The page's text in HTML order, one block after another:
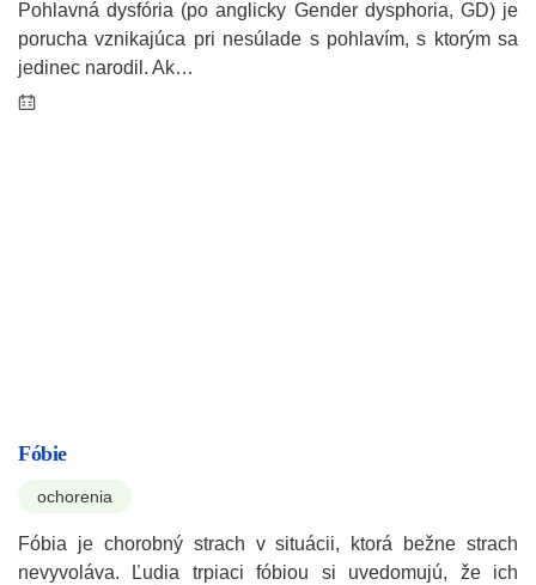
Pohlavná dysfória (po anglicky Gender dysphoria, GD) je
porucha vznikajúca pri nesúlade s pohlavím, s ktorým sa
jedinec narodil. Ak…
Fóbie
ochorenia
Fóbia je chorobný strach v situácii, ktorá bežne strach
nevyvoláva. Ľudia trpiaci fóbiou si uvedomujú, že ich